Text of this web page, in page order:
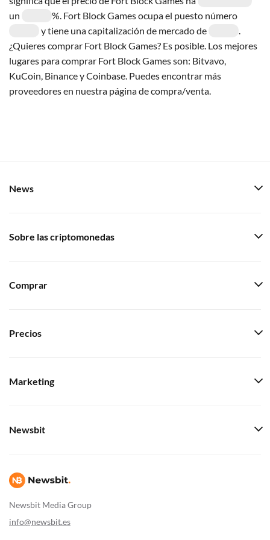
un
%. Fort Block Games ocupa el puesto número
y tiene una capitalización de mercado de
.
¿Quieres comprar Fort Block Games? Es posible. Los mejores
lugares para comprar Fort Block Games son: Bitvavo,
KuCoin, Binance y Coinbase. Puedes encontrar más
proveedores en nuestra página de compra/venta.
Newsbit Media Group
info@newsbit.es
News
Sobre las criptomonedas
Comprar
Precios
Marketing
Newsbit